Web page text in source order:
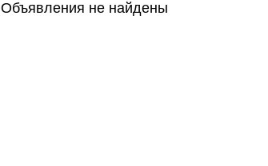
Объявления не найдены